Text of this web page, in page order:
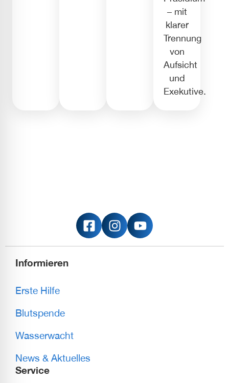
– mit
klarer
Trennung
von
Aufsicht
und
Exekutive.
Informieren
Erste Hilfe
Blutspende
Wasserwacht
News & Aktuelles
Service